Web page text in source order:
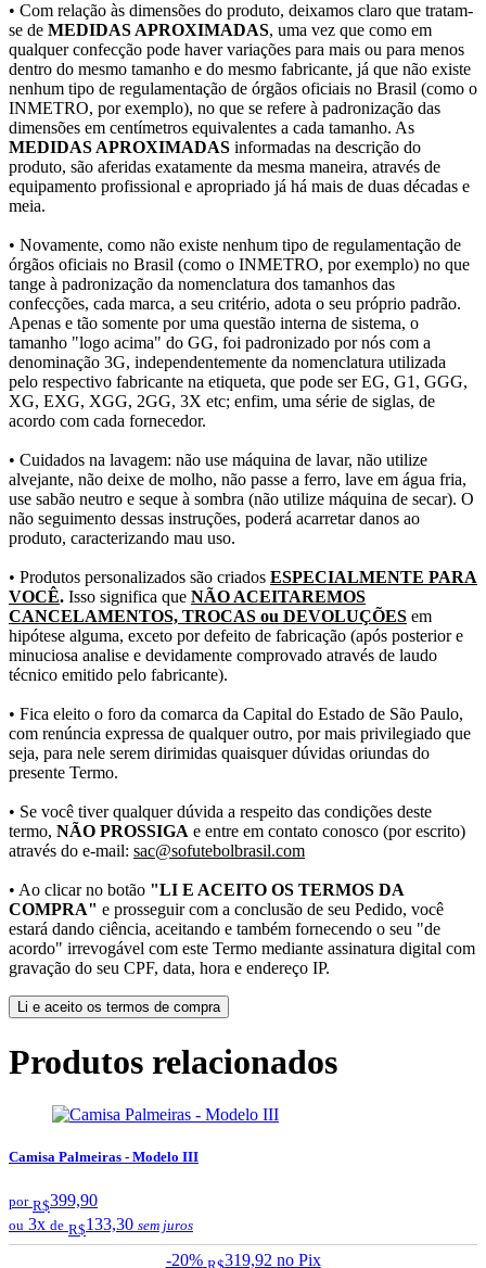
• Com relação às dimensões do produto, deixamos claro que tratam-
se de MEDIDAS APROXIMADAS, uma vez que como em
qualquer confecção pode haver variações para mais ou para menos
dentro do mesmo tamanho e do mesmo fabricante, já que não existe
nenhum tipo de regulamentação de órgãos oficiais no Brasil (como o
INMETRO, por exemplo), no que se refere à padronização das
dimensões em centímetros equivalentes a cada tamanho. As
MEDIDAS APROXIMADAS informadas na descrição do
produto, são aferidas exatamente da mesma maneira, através de
equipamento profissional e apropriado já há mais de duas décadas e
meia.
• Novamente, como não existe nenhum tipo de regulamentação de
órgãos oficiais no Brasil (como o INMETRO, por exemplo) no que
tange à padronização da nomenclatura dos tamanhos das
confecções, cada marca, a seu critério, adota o seu próprio padrão.
Apenas e tão somente por uma questão interna de sistema, o
tamanho "logo acima" do GG, foi padronizado por nós com a
denominação 3G, independentemente da nomenclatura utilizada
pelo respectivo fabricante na etiqueta, que pode ser EG, G1, GGG,
XG, EXG, XGG, 2GG, 3X etc; enfim, uma série de siglas, de
acordo com cada fornecedor.
• Cuidados na lavagem: não use máquina de lavar, não utilize
alvejante, não deixe de molho, não passe a ferro, lave em água fria,
use sabão neutro e seque à sombra (não utilize máquina de secar). O
não seguimento dessas instruções, poderá acarretar danos ao
produto, caracterizando mau uso.
• Produtos personalizados são criados ESPECIALMENTE PARA
VOCÊ. Isso significa que NÃO ACEITAREMOS
CANCELAMENTOS, TROCAS ou DEVOLUÇÕES em
hipótese alguma, exceto por defeito de fabricação (após posterior e
minuciosa analise e devidamente comprovado através de laudo
técnico emitido pelo fabricante).
• Fica eleito o foro da comarca da Capital do Estado de São Paulo,
com renúncia expressa de qualquer outro, por mais privilegiado que
seja, para nele serem dirimidas quaisquer dúvidas oriundas do
presente Termo.
• Se você tiver qualquer dúvida a respeito das condições deste
termo, NÃO PROSSIGA e entre em contato conosco (por escrito)
através do e-mail: sac@sofutebolbrasil.com
• Ao clicar no botão "LI E ACEITO OS TERMOS DA
COMPRA" e prosseguir com a conclusão de seu Pedido, você
estará dando ciência, aceitando e também fornecendo o seu "de
acordo" irrevogável com este Termo mediante assinatura digital com
gravação do seu CPF, data, hora e endereço IP.
Li e aceito os termos de compra
Produtos relacionados
Camisa Palmeiras - Modelo III
por R$399,90
ou 3x de R$133,30 sem juros
-20% 319,92 no Pix